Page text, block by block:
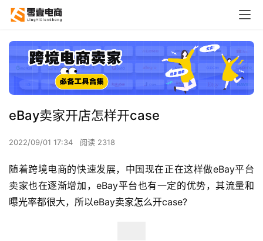
eBay卖家开店怎样开case
2022/09/01 17:34 阅读 2318
随着跨境电商的快速发展，中国现在正在这样做eBay平台
卖家也在逐渐增加，eBay平台也有一定的优势，其流量和
曝光率都很大，所以eBay卖家怎么开case?